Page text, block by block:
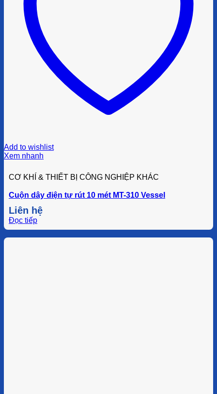
Add to wishlist
Xem nhanh
CƠ KHÍ & THIẾT BỊ CÔNG NGHIỆP KHÁC
Cuộn dây điện tự rút 10 mét MT-310 Vessel
Liên hệ
Đọc tiếp